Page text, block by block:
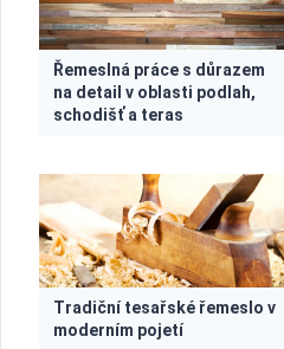
Řemeslná práce s důrazem
na detail v oblasti podlah,
schodišť a teras
Tradiční tesařské řemeslo v
moderním pojetí